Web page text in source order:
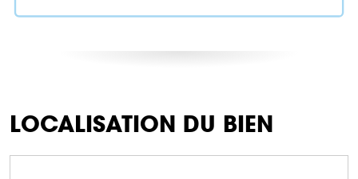
LOCALISATION DU BIEN